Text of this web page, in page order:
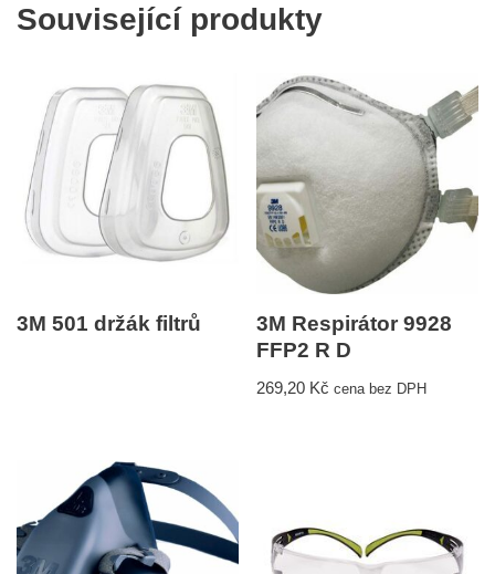
Související produkty
3M 501 držák filtrů
3M Respirátor 9928
FFP2 R D
269,20 Kč cena bez DPH